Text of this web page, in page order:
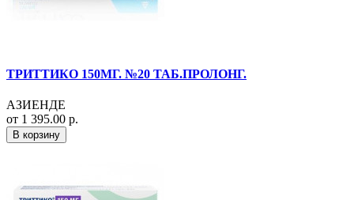
ТРИТТИКО 150МГ. №20 ТАБ.ПРОЛОНГ.
АЗИЕНДЕ
от 1 395.00 р.
В корзину